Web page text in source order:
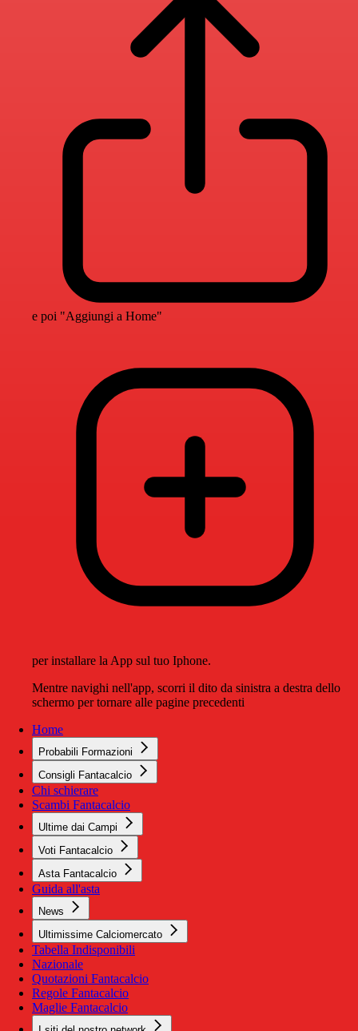
e poi "Aggiungi a Home"
per installare la App sul tuo Iphone.
Mentre navighi nell'app, scorri il dito da sinistra a destra dello
schermo per tornare alle pagine precedenti
Home
Probabili Formazioni
Consigli Fantacalcio
Chi schierare
Scambi Fantacalcio
Ultime dai Campi
Voti Fantacalcio
Asta Fantacalcio
Guida all'asta
News
Ultimissime Calciomercato
Tabella Indisponibili
Nazionale
Quotazioni Fantacalcio
Regole Fantacalcio
Maglie Fantacalcio